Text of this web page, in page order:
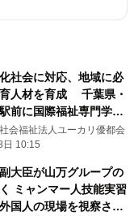
社会に対応、地域に必
人材を育成 千葉県・
前に国際福祉専門学校
会福祉法人ユーカリ優都会
10:15
大臣が山万グループの
ミャンマー人技能実習
国人の現場を視察され